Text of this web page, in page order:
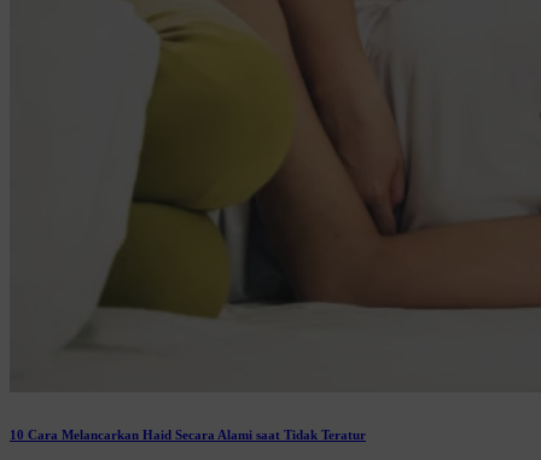
10 Cara Melancarkan Haid Secara Alami saat Tidak Teratur